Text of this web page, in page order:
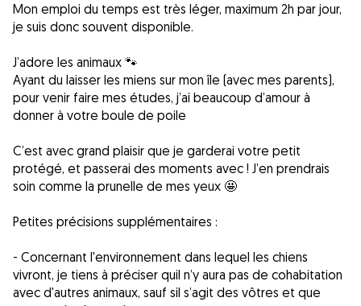
Mon emploi du temps est très léger, maximum 2h par jour,
je suis donc souvent disponible.
J’adore les animaux 🐾
Ayant du laisser les miens sur mon île (avec mes parents),
pour venir faire mes études, j’ai beaucoup d’amour à
donner à votre boule de poile
C’est avec grand plaisir que je garderai votre petit
protégé, et passerai des moments avec ! J’en prendrais
soin comme la prunelle de mes yeux 🤩
Petites précisions supplémentaires :
- Concernant l'environnement dans lequel les chiens
vivront, je tiens à préciser quil n’y aura pas de cohabitation
avec d'autres animaux, sauf sil s’agit des vôtres et que